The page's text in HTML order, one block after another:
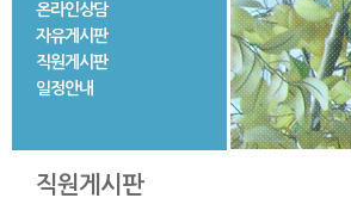
사진자료
법인현황
미션과비전
조직도
시설현황
층별안내
자매둘러
온라인상담
자유게시판
직원게시판
일정안내
직원게시판